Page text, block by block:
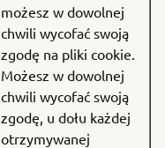
możesz w dowolnej
chwili wycofać swoją
zgodę na pliki cookie.
Możesz w dowolnej
chwili wycofać swoją
zgodę, u dołu każdej
otrzymywanej